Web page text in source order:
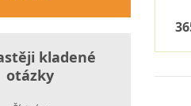
kladené
otázky